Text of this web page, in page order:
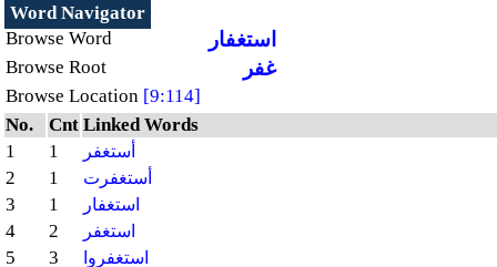
Word Navigator
Browse Word
استغفار
Browse Root غفر
Browse Location [9:114]
No.
Cnt Linked Words
1
1 أستغفر
2 1 أستغفرت
3 1 استغفار
4 2 استغفر
5 3 استغفروا